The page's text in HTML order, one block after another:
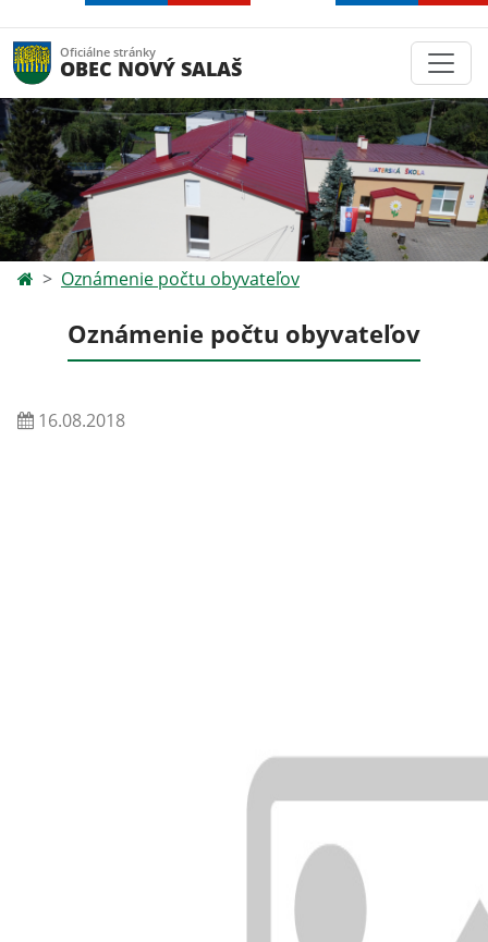
Oficiálne stránky
OBEC NOVÝ SALAŠ
Oznámenie počtu obyvateľov
Oznámenie počtu obyvateľov
16.08.2018